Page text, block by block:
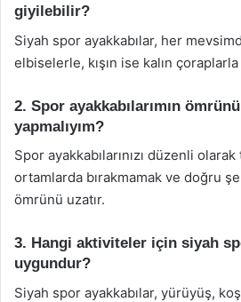
giyilebilir?
Siyah spor ayakkabılar, her
elbiselerle, kışın ise kalın
2. Spor ayakkabılarımın
yapmalıyım?
Spor ayakkabılarınızı düzenli
ortamlarda bırakmamak ve doğru
ömrünü uzatır.
3. Hangi aktiviteler için siyah
uygundur?
Siyah spor ayakkabılar, yürüyüş,